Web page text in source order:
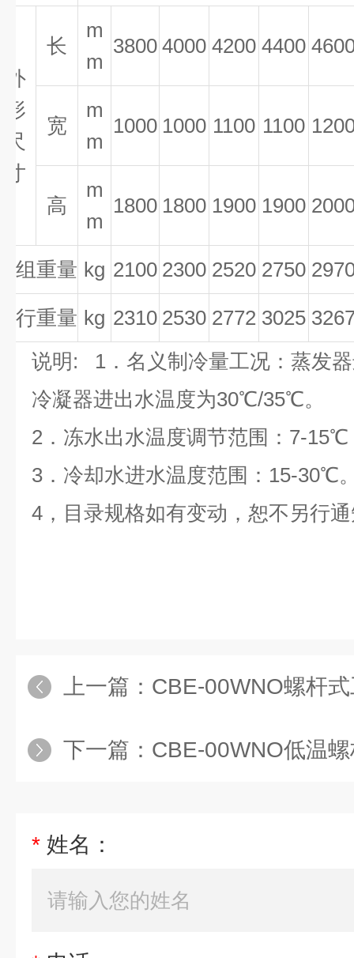
外
形
尺
寸
长
m
m
3800 4000 4200 4400
宽
m
m
1000 1000 1100 1100
高
m
m
1800 1800 1900 1900
组重量 kg 2100 2300 2520 2750
行重量 kg 2310 2530 2772 3025
说明 : 1 ．名义制冷量工况：蒸发
冷凝器进出水温度为30℃/35℃。
2 ．冻水出水温度调节范围： 7-15℃
3 ．冷却水进水温度范围： 15-30℃
4 ，目录规格如有变动，恕不另行
上一篇： CBE-00WNO螺杆式工业
下一篇： CBE-00WNO低温螺杆式冷
* 姓名：